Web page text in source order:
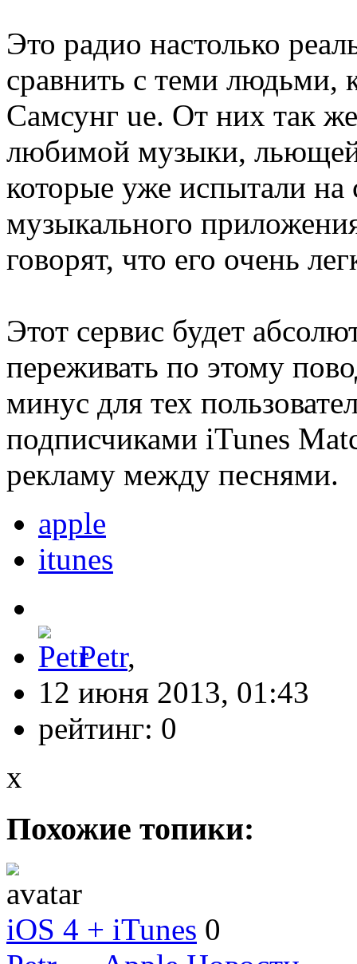
Это радио настолько
сравнить с теми людьми,
Самсунг ue. От них так
любимой музыки,
которые уже испытали на
музыкального
говорят, что его очень
Этот сервис будет
переживать по этому
минус для тех
подписчиками iTunes
рекламу между песнями.
apple
itunes
Petr,
12 июня 2013, 01:43
рейтинг: 0
x
Похожие топики:
iOS 4 + iTunes 0